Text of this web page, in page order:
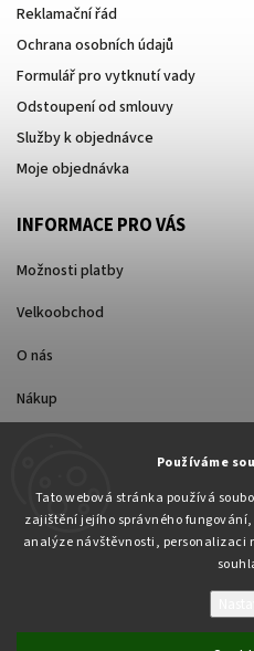
Používáme
Tato webová stránka používá
zajištění jejího správného
analýze návštěvnosti, personalizaci
Reklamační řád
Ochrana osobních údajů
Formulář pro vytknutí vady
Odstoupení od smlouvy
Služby k objednávce
Moje objednávka
INFORMACE PRO VÁS
Možnosti platby
Velkoobchod
O nás
Nákup
Copyright 2026Pabex.cz.